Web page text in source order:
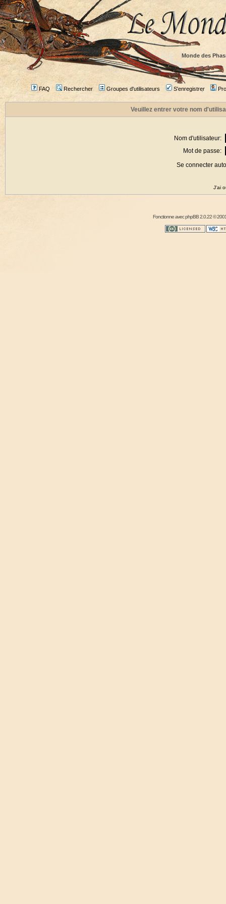
Monde des
FAQ Rechercher Groupes d'utilisateurs S'enregistrer
Veuillez entrer votre nom
Nom d'utilisateur:
Mot de passe:
Se connecter
J'ai
Fonctionne avecphpBB2.0.22 ©